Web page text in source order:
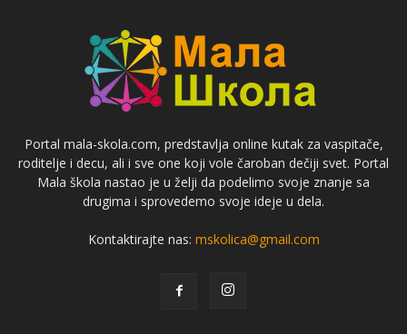
Portal mala-skola.com, predstavlja online kutak za vaspitače,
roditelje i decu, ali i sve one koji vole čaroban dečiji svet. Portal
Mala škola nastao je u želji da podelimo svoje znanje sa
drugima i sprovedemo svoje ideje u dela.
Kontaktirajte nas: mskolica@gmail.com